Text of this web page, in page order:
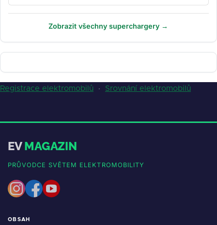
Zobrazit všechny superchargery →
Registrace elektromobilů · Srovnání elektromobilů
EVMAGAZIN
PRŮVODCE SVĚTEM ELEKTROMOBILITY
OBSAH